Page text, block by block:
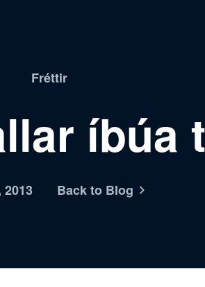
Fréttir
íbúa
2013 Back to Blog